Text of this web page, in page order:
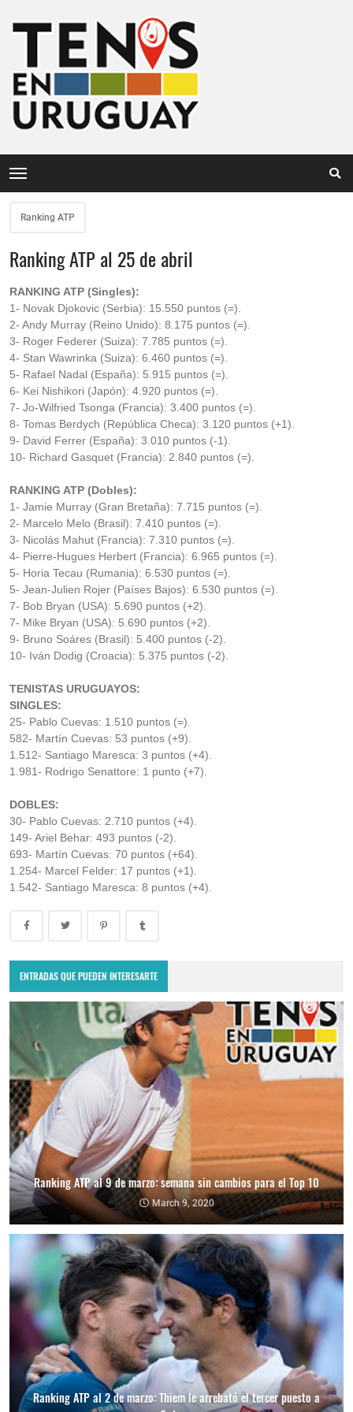
Ranking ATP
Ranking ATP al 25 de abril
RANKING ATP (Singles):
1- Novak Djokovic (Serbia): 15.550 puntos (=).
2- Andy Murray (Reino Unido): 8.175 puntos (=).
3- Roger Federer (Suiza): 7.785 puntos (=).
4- Stan Wawrinka (Suiza): 6.460 puntos (=).
5- Rafael Nadal (España): 5.915 puntos (=).
6- Kei Nishikori (Japón): 4.920 puntos (=).
7- Jo-Wilfried Tsonga (Francia): 3.400 puntos (=).
8- Tomas Berdych (República Checa): 3.120 puntos (+1).
9- David Ferrer (España): 3.010 puntos (-1).
10- Richard Gasquet (Francia): 2.840 puntos (=).
RANKING ATP (Dobles):
1- Jamie Murray (Gran Bretaña): 7.715 puntos (=).
2- Marcelo Melo (Brasil): 7.410 puntos (=).
3- Nicolás Mahut (Francia): 7.310 puntos (=).
4- Pierre-Hugues Herbert (Francia): 6.965 puntos (=).
5- Horia Tecau (Rumania): 6.530 puntos (=).
5- Jean-Julien Rojer (Países Bajos): 6.530 puntos (=).
7- Bob Bryan (USA): 5.690 puntos (+2).
7- Mike Bryan (USA): 5.690 puntos (+2).
9- Bruno Soáres (Brasil): 5.400 puntos (-2).
10- Iván Dodig (Croacia): 5.375 puntos (-2).
TENISTAS URUGUAYOS:
SINGLES:
25- Pablo Cuevas: 1.510 puntos (=).
582- Martín Cuevas: 53 puntos (+9).
1.512- Santiago Maresca: 3 puntos (+4).
1.981- Rodrigo Senattore: 1 punto (+7).
DOBLES:
30- Pablo Cuevas: 2.710 puntos (+4).
149- Ariel Behar: 493 puntos (-2).
693- Martín Cuevas: 70 puntos (+64).
1.254- Marcel Felder: 17 puntos (+1).
1.542- Santiago Maresca: 8 puntos (+4).
ENTRADAS QUE PUEDEN INTERESARTE
Ranking ATP al 9 de marzo: semana sin cambios para el Top 10
March 9, 2020
Ranking ATP al 2 de marzo: Thiem le arrebató el tercer puesto a